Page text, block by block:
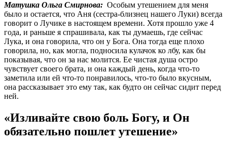
Матушка Ольга Смирнова: Особым утешением для меня
было и остается, что Аня (сестра-близнец нашего Луки) всегда
говорит о Лучике в настоящем времени. Хотя прошло уже 4
года, и раньше я спрашивала, как ты думаешь, где сейчас
Лука, и она говорила, что он у Бога. Она тогда еще плохо
говорила, но, как могла, подносила кулачок ко лбу, как бы
показывая, что он за нас молится. Ее чистая душа остро
чувствует своего брата, и она каждый день, когда что-то
заметила или ей что-то понравилось, что-то было вкусным,
она рассказывает это ему так, как будто он сейчас сидит перед
ней.
«Изливайте свою боль Богу, и Он
обязательно пошлет утешение»